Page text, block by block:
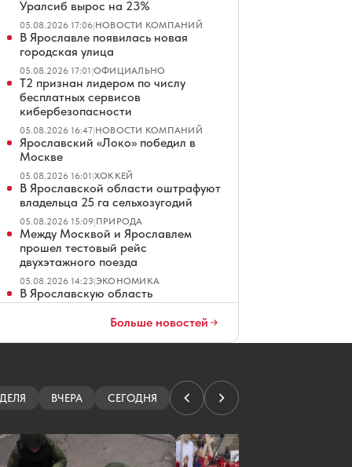
Уралсиб вырос на 23%
05.08.2026 17:06|НОВОСТИ КОМПАНИЙ
В Ярославле появилась новая
городская улица
05.08.2026 17:01|ОФИЦИАЛЬНО
Т2 признан лидером по числу
бесплатных сервисов
кибербезопасности
05.08.2026 16:47|НОВОСТИ КОМПАНИЙ
Ярославский «Локо» победил в
Москве
05.08.2026 16:01|ХОККЕЙ
В Ярославской области оштрафуют
владельца 25 га сельхозугодий
05.08.2026 15:09|ПРИРОДА
Между Москвой и Ярославлем
прошел тестовый рейс
двухэтажного поезда
05.08.2026 14:23|ЭКОНОМИКА
В Ярославскую область
возвращается непогода
ПОГОДА
В России набирают популярность
«Локомотива» нашел работу в ВХЛ
Подзеленье в Ярославле
05.08.2026 12:48 БЛАГОУСТРОЙСТВО
Больше новостей
ВЧЕРА СЕГОДНЯ